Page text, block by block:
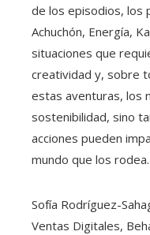
de los episodios, los
Achuchón, Energía,
situaciones que
creatividad y, sobre
estas aventuras, los
sostenibilidad, sino
acciones pueden
mundo que los rodea.
Sofía Rodríguez-
Ventas Digitales,